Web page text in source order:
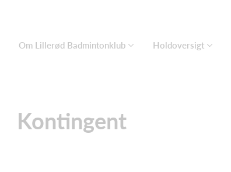
Om Lillerød Badmintonklub Holdoversigt
Kontingent